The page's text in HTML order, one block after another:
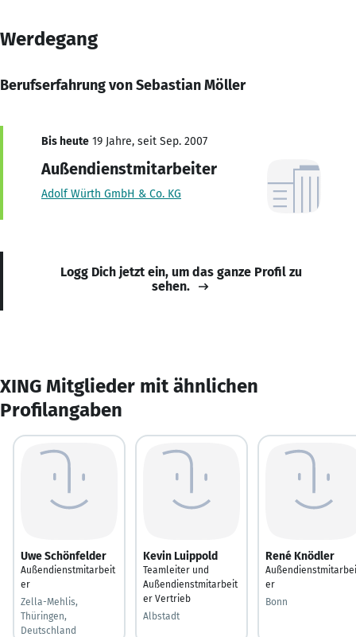
Werdegang
Berufserfahrung von Sebastian Möller
Bis heute 19 Jahre, seit Sep. 2007
Außendienstmitarbeiter
Adolf Würth GmbH & Co. KG
Logg Dich jetzt ein, um das ganze Profil zu
sehen.
XING Mitglieder mit ähnlichen
Profilangaben
Uwe Schönfelder
Außendienstmitarbeit
er
Zella-Mehlis,
Thüringen,
Deutschland
Kevin Luippold
Teamleiter und
Außendienstmitarbeit
er Vertrieb
Albstadt
René Knödler
er
Bonn